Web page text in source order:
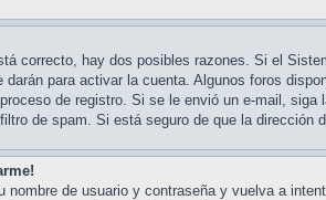
correcto, hay dos posibles razones. Si el
para activar la cuenta. Algunos foros
de registro. Si se le envió un e-mail,
de spam. Si está seguro de que la
de usuario y contraseña y vuelva a